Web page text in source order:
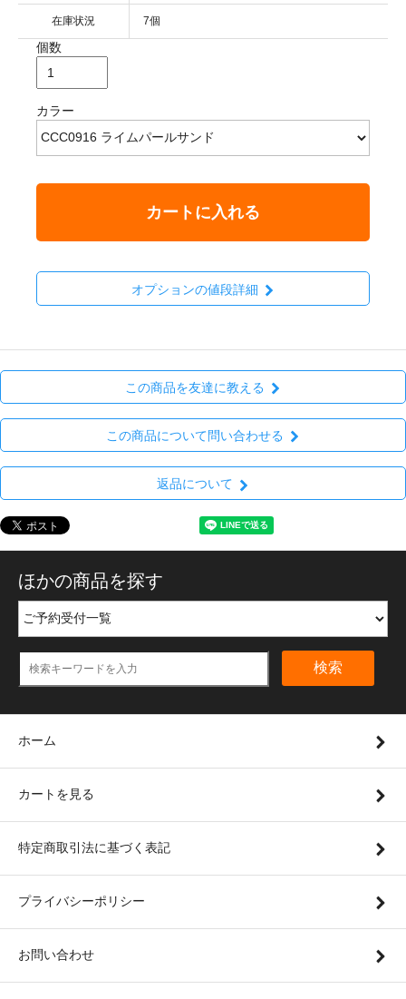
在庫状況 7個
個数
カラー
カートに入れる
オプションの値段詳細
この商品を友達に教える
この商品について問い合わせる
返品について
ほかの商品を探す
検索
ホーム
カートを見る
特定商取引法に基づく表記
プライバシーポリシー
お問い合わせ